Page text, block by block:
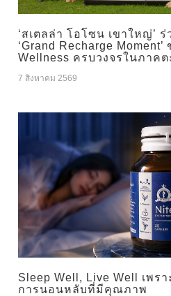
‘สเตลล่า โอโซน เขาใหญ่’
‘Grand Recharge
Wellness ครบวงจรในภาคต
7 สิงหาคม 2569
Sleep Well, Live Well เพร
การนอนหลับที่มีคุณภาพ